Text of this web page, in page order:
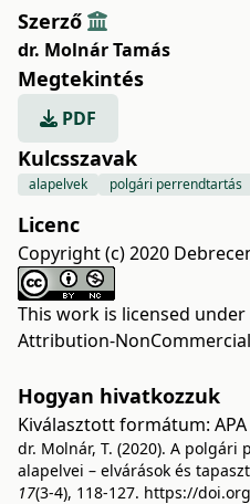
Szerző
dr. Molnár Tamás
Megtekintés
PDF
Kulcsszavak
alapelvek polgári perrendtartás
Licenc
Copyright (c) 2020
This work is licensed under
Attribution-
Hogyan hivatkozzuk
Kiválasztott formátum: APA
dr. Molnár, T. (2020). A
alapelvei – elvárások és
17(3-4), 118-127. https://